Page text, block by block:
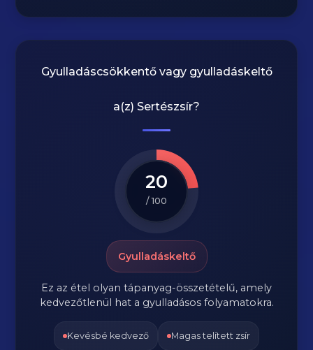
Gyulladáscsökkentő vagy gyulladáskeltő
a(z) Sertészsír?
20
/ 100
Gyulladáskeltő
Ez az étel olyan tápanyag-összetételű, amely
kedvezőtlenül hat a gyulladásos folyamatokra.
Kevésbé kedvező Magas telített zsír